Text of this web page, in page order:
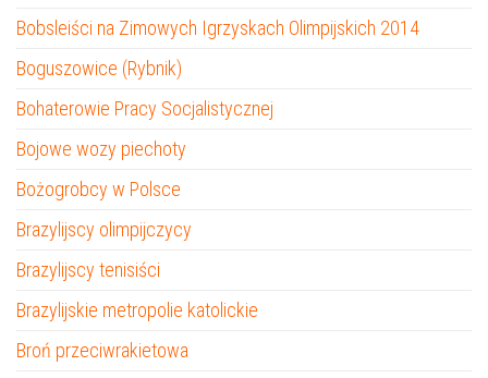
Bobsleiści na Zimowych Igrzyskach Olimpijskich 2014
Boguszowice (Rybnik)
Bohaterowie Pracy Socjalistycznej
Bojowe wozy piechoty
Bożogrobcy w Polsce
Brazylijscy olimpijczycy
Brazylijscy tenisiści
Brazylijskie metropolie katolickie
Broń przeciwrakietowa